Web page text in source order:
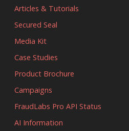
Articles & Tutorials
Secured Seal
Media Kit
Case Studies
Product Brochure
Campaigns
FraudLabs Pro API Status
AI Information